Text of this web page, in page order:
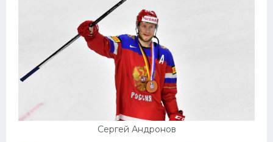
Сергей Андронов